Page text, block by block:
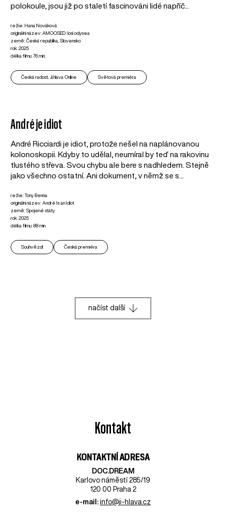
polokoule, jsou již po staletí fascinováni lidé napříč...
režie: Hana Nováková
originální název: AMOOSED: losí odysea
země: Česká republika, Slovensko
rok: 2025
délka filmu: 76 min.
Česká radost, Ji.hlava Online Světová premiéra
André je idiot
André Ricciardi je idiot, protože nešel na naplánovanou
kolonoskopii. Kdyby to udělal, neumíral by teď na rakovinu
tlustého střeva. Svou chybu ale bere s nadhledem. Stejně
jako všechno ostatní. Ani dokument, v němž se s...
režie: Tony Benna
originální název: André Is an Idiot
země: Spojené státy
rok: 2025
délka filmu: 88 min.
Souhvězdí Česká premiéra
načíst další
Kontakt
KONTAKTNÍ ADRESA
DOC.DREAM​
Karlovo náměstí 285/19
120 00 Praha 2
e-mail: info@ji-hlava.cz